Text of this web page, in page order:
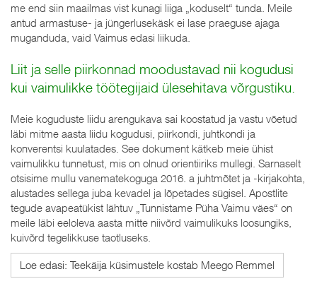
me end siin maailmas vist kunagi liiga „koduselt“ tunda. Meile
antud armastuse- ja jüngerlusekäsk ei lase praeguse ajaga
muganduda, vaid Vaimus edasi liikuda.
Liit ja selle piirkonnad moodustavad nii kogudusi
kui vaimulikke töötegijaid ülesehitava võrgustiku.
Meie koguduste liidu arengukava sai koostatud ja vastu võetud
läbi mitme aasta liidu kogudusi, piirkondi, juhtkondi ja
konverentsi kuulatades. See dokument kätkeb meie ühist
vaimulikku tunnetust, mis on olnud orientiiriks mullegi. Sarnaselt
otsisime mullu vanematekoguga 2016. a juhtmõtet ja -kirjakohta,
alustades sellega juba kevadel ja lõpetades sügisel. Apostlite
tegude avapeatükist lähtuv „Tunnistame Püha Vaimu väes“ on
meile läbi eeloleva aasta mitte niivõrd vaimulikuks loosungiks,
kuivõrd tegelikkuse taotluseks.
Loe edasi: Teekäija küsimustele kostab Meego Remmel